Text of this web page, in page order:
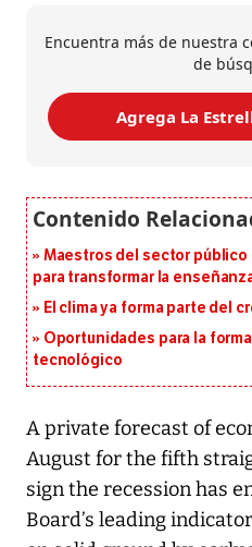
Encuentra más de nuestra
de
Agrega La
Maestros del sector público
para transformar la
El clima ya forma parte del
Oportunidades para la
tecnológico
A private forecast of
August for the fifth
sign the recession has
Board’s leading